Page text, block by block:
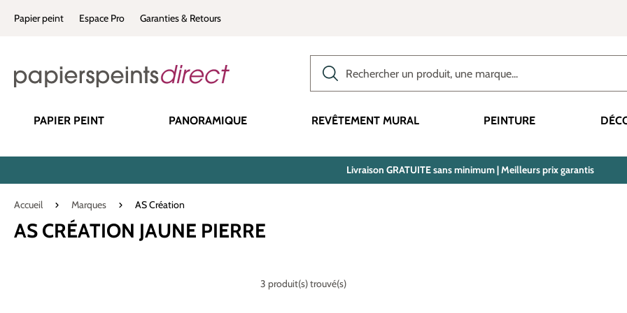
Passer à la navigation principale
Papier peint Espace Pro Garanties & Retours
PAPIER PEINT PANORAMIQUE REVÊTEMENT MURAL PEINTURE
Livraison GRATUITE sans minimum | Meilleurs prix garantis
Accueil Marques AS Création
AS CRÉATION JAUNE PIERRE
3 produit(s) trouvé(s)